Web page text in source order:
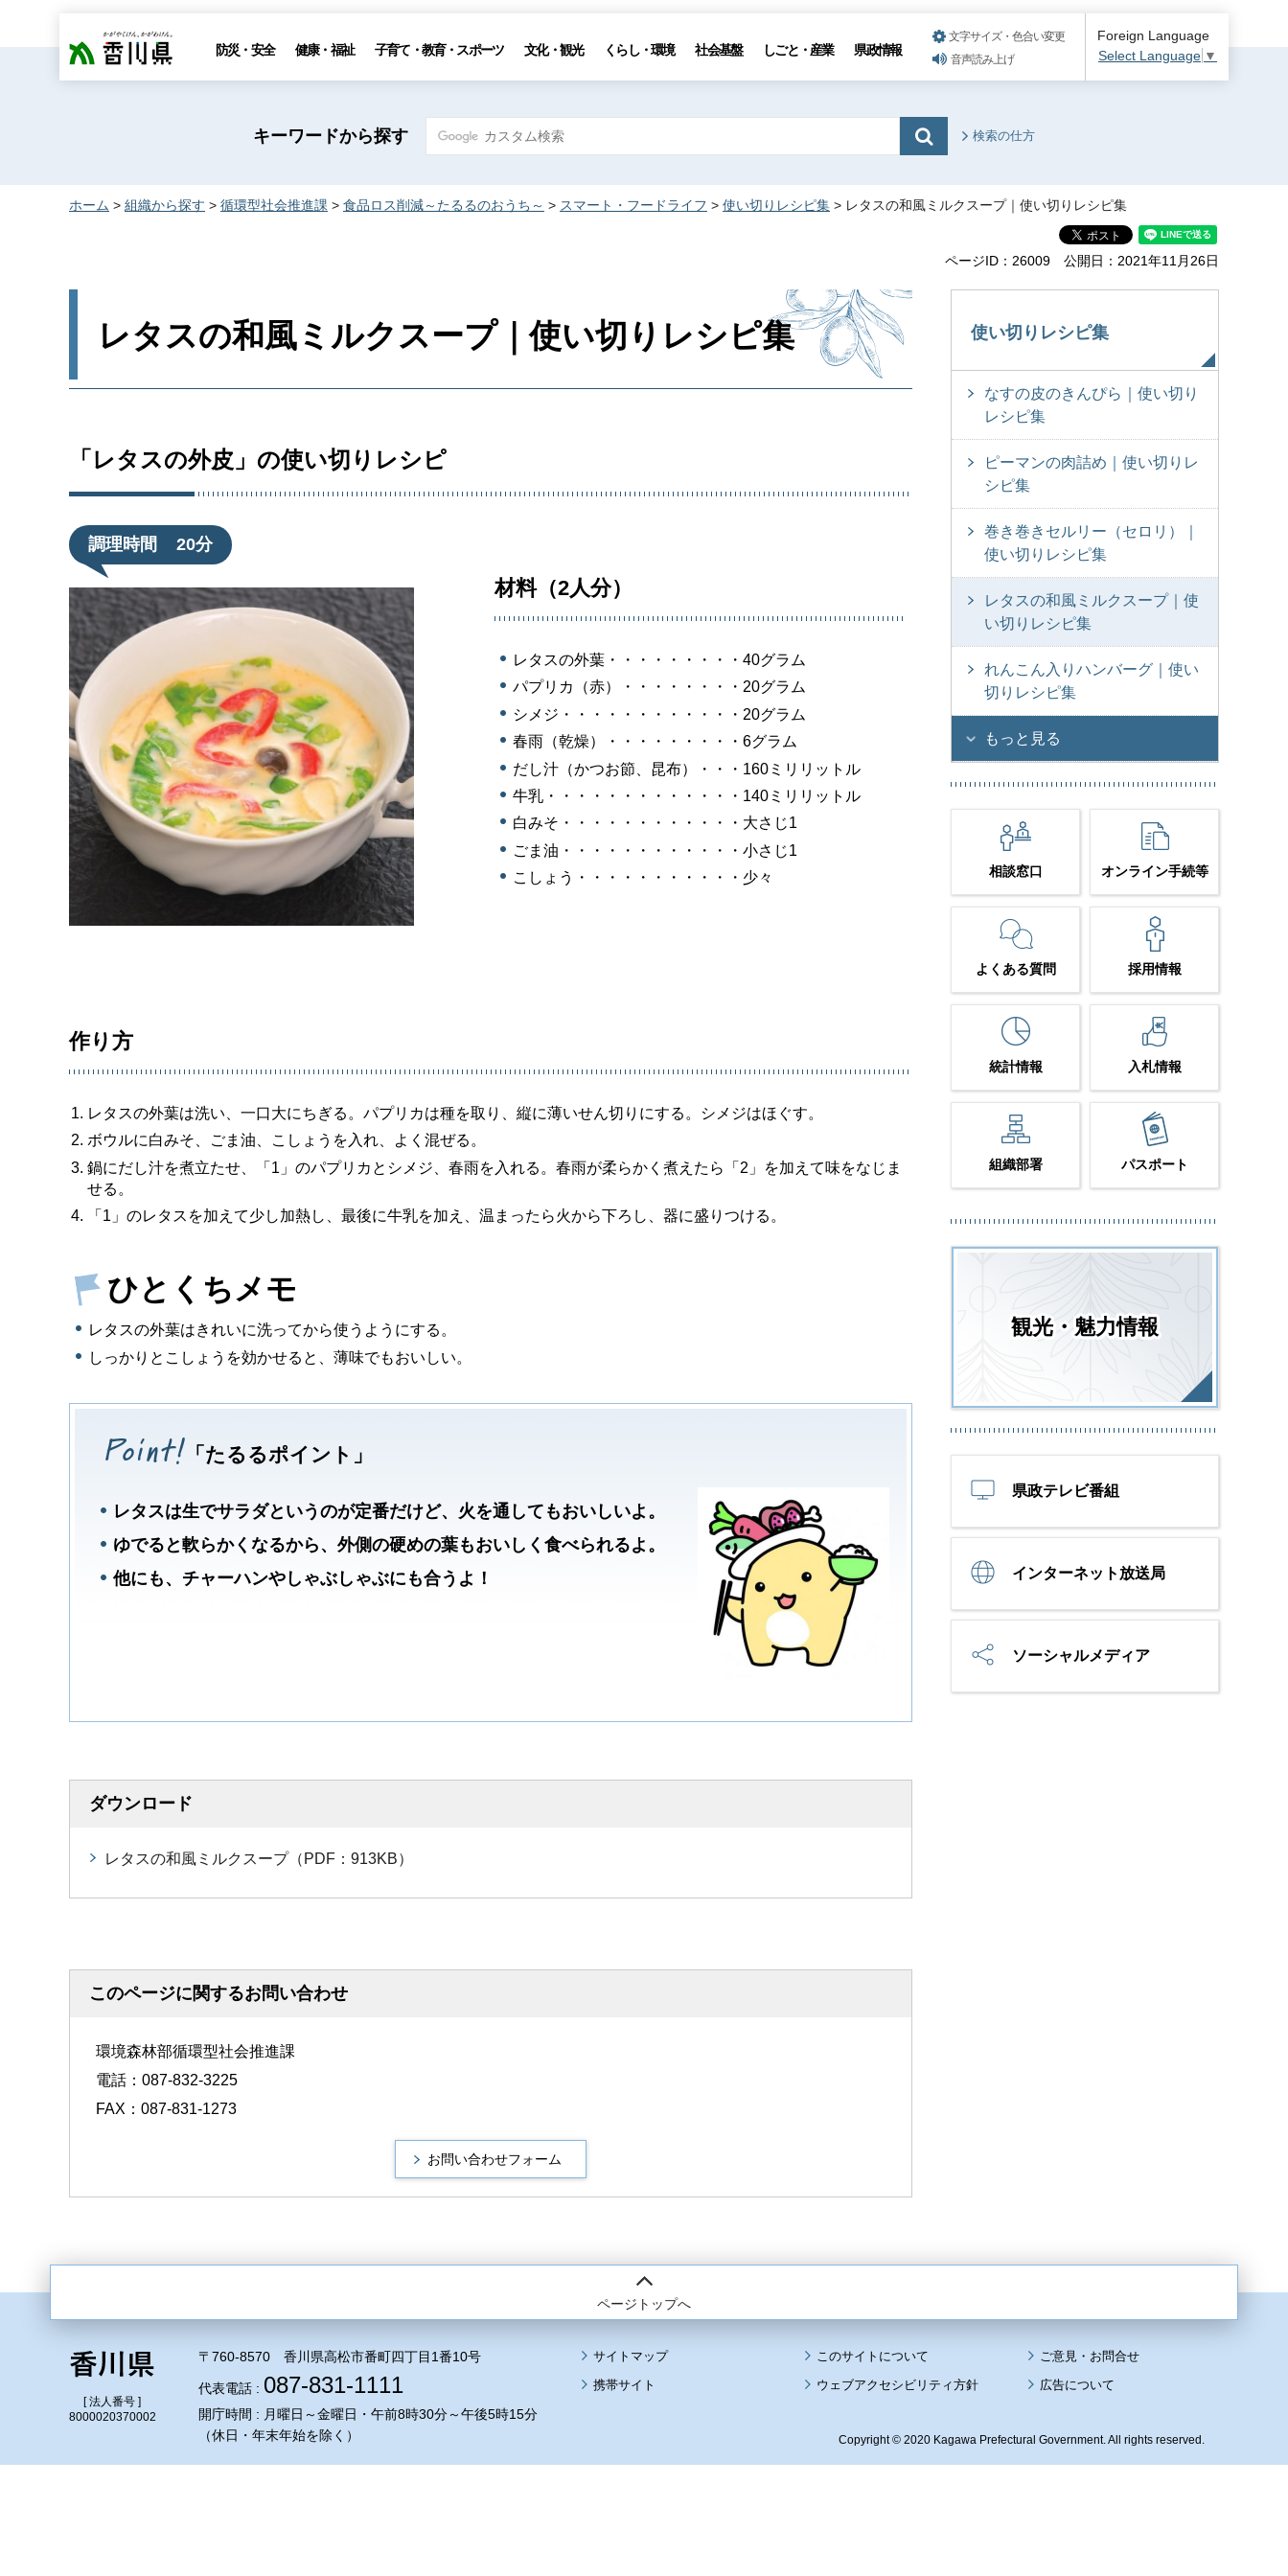
香川県 防災・安全 健康・福祉 子育て・教育・スポーツ 文化・観光 くらし・環境 社会基盤 しごと・産業 県政情報
文字サイズ・色合い変更
音声読み上げ
Foreign Language
Select Language ▼
キーワードから探す 検索の仕方
ホーム > 組織から探す > 循環型社会推進課 > 食品ロス削減～たるるのおうち～ > スマート・フードライフ > 使い切りレシピ集 > レタスの和風ミルクスープ｜使い切りレシピ集
ページID：26009 公開日：2021年11月26日
レタスの和風ミルクスープ｜使い切りレシピ集
「レタスの外皮」の使い切りレシピ
調理時間 20分
材料（2人分）
レタスの外葉・・・・・・・・・40グラム
パプリカ（赤）・・・・・・・・20グラム
シメジ・・・・・・・・・・・・20グラム
春雨（乾燥）・・・・・・・・・6グラム
だし汁（かつお節、昆布）・・・160ミリリットル
牛乳・・・・・・・・・・・・・140ミリリットル
白みそ・・・・・・・・・・・・大さじ1
ごま油・・・・・・・・・・・・小さじ1
こしょう・・・・・・・・・・・少々
作り方
レタスの外葉は洗い、一口大にちぎる。パプリカは種を取り、縦に薄いせん切りにする。シメジはほぐす。
ボウルに白みそ、ごま油、こしょうを入れ、よく混ぜる。
鍋にだし汁を煮立たせ、「1」のパプリカとシメジ、春雨を入れる。春雨が柔らかく煮えたら「2」を加えて味をなじま
せる。
「1」のレタスを加えて少し加熱し、最後に牛乳を加え、温まったら火から下ろし、器に盛りつける。
ひとくちメモ
レタスの外葉はきれいに洗ってから使うようにする。
しっかりとこしょうを効かせると、薄味でもおいしい。
「たるるポイント」
レタスは生でサラダというのが定番だけど、火を通してもおいしいよ。
ゆでると軟らかくなるから、外側の硬めの葉もおいしく食べられるよ。
他にも、チャーハンやしゃぶしゃぶにも合うよ！
ダウンロード
レタスの和風ミルクスープ（PDF：913KB）
このページに関するお問い合わせ
環境森林部循環型社会推進課
電話：087-832-3225
FAX：087-831-1273
使い切りレシピ集
なすの皮のきんぴら｜使い切り
レシピ集
ピーマンの肉詰め｜使い切りレ
シピ集
巻き巻きセルリー（セロリ）｜
使い切りレシピ集
レタスの和風ミルクスープ｜使
い切りレシピ集
れんこん入りハンバーグ｜使い
切りレシピ集
もっと見る
相談窓口 オンライン手続等
よくある質問 採用情報
統計情報 入札情報
組織部署 パスポート
観光・魅力情報
県政テレビ番組
インターネット放送局
ソーシャルメディア
ページトップへ
[ 法人番号 ]
8000020370002
〒760-8570 香川県高松市番町四丁目1番10号
代表電話 : 087-831-1111
開庁時間 : 月曜日～金曜日・午前8時30分～午後5時15分
（休日・年末年始を除く）
サイトマップ
このサイトについて
携帯サイト
ウェブアクセシビリティ方針 広告について
Copyright © 2020 Kagawa Prefectural Government. All rights reserved.